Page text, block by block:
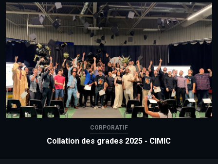
CORPORATIF
Collation des grades 2025 - CIMIC